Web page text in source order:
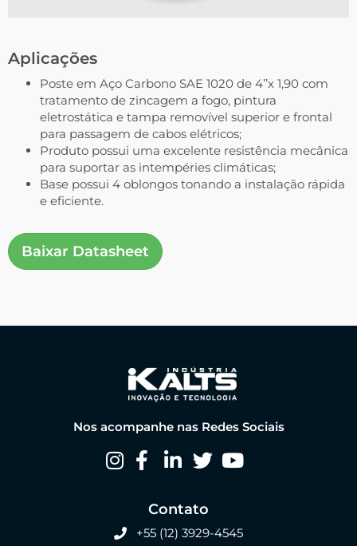
Aplicações
Poste em Aço Carbono SAE 1020 de 4’’x 1,90 com
tratamento de zincagem a fogo, pintura
eletrostática e tampa removível superior e frontal
para passagem de cabos elétricos;
Produto possui uma excelente resistência mecânica
para suportar as intempéries climáticas;
Base possui 4 oblongos tonando a instalação rápida
e eficiente.
Baixar Datasheet
Nos acompanhe nas Redes Sociais
Contato
+55 (12) 3929-4545